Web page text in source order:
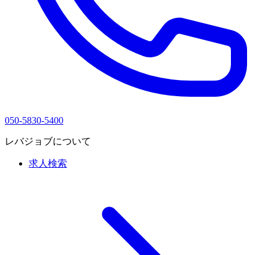
050-5830-5400
レバジョブについて
求人検索